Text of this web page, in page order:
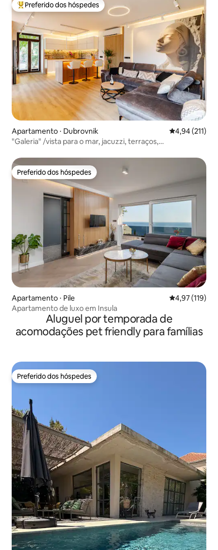
Entre os melhores preferidos dos hóspedes
Preferido dos hóspedes
Apartamento ⋅ Dubrovnik 4,94 de uma
4,94 (211)
"Galeria" /vista para o mar, jacuzzi, terraços,
Preferido dos hóspedes
Preferido dos hóspedes
Apartamento ⋅ Pile 4,97 de uma
4,97 (119)
Apartamento de luxo em Insula
Aluguel por temporada de
acomodações pet friendly para famílias
Preferido dos hóspedes
Preferido dos hóspedes